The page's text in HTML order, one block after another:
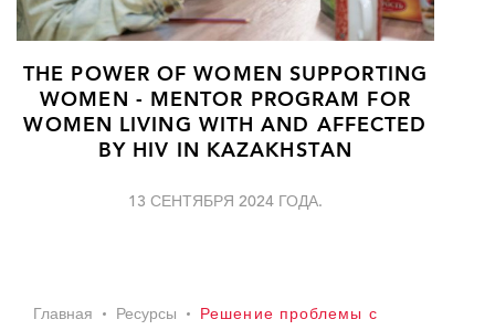
THE POWER OF WOMEN SUPPORTING
WOMEN - MENTOR PROGRAM FOR
WOMEN LIVING WITH AND AFFECTED
BY HIV IN KAZAKHSTAN
13 СЕНТЯБРЯ 2024 ГОДА.
Главная Ресурсы Решение проблемы с